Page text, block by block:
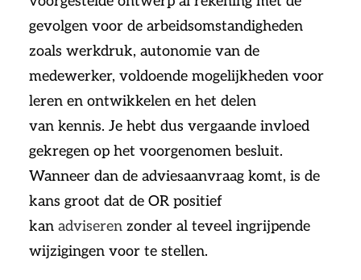
gevolgen voor de arbeidsomstandigheden
zoals werkdruk, autonomie van de
medewerker, voldoende mogelijkheden voor
leren en ontwikkelen en het delen
van kennis. Je hebt dus vergaande invloed
gekregen op het voorgenomen besluit.
Wanneer dan de adviesaanvraag komt, is de
kans groot dat de OR positief
kan adviseren zonder al teveel ingrijpende
wijzigingen voor te stellen.